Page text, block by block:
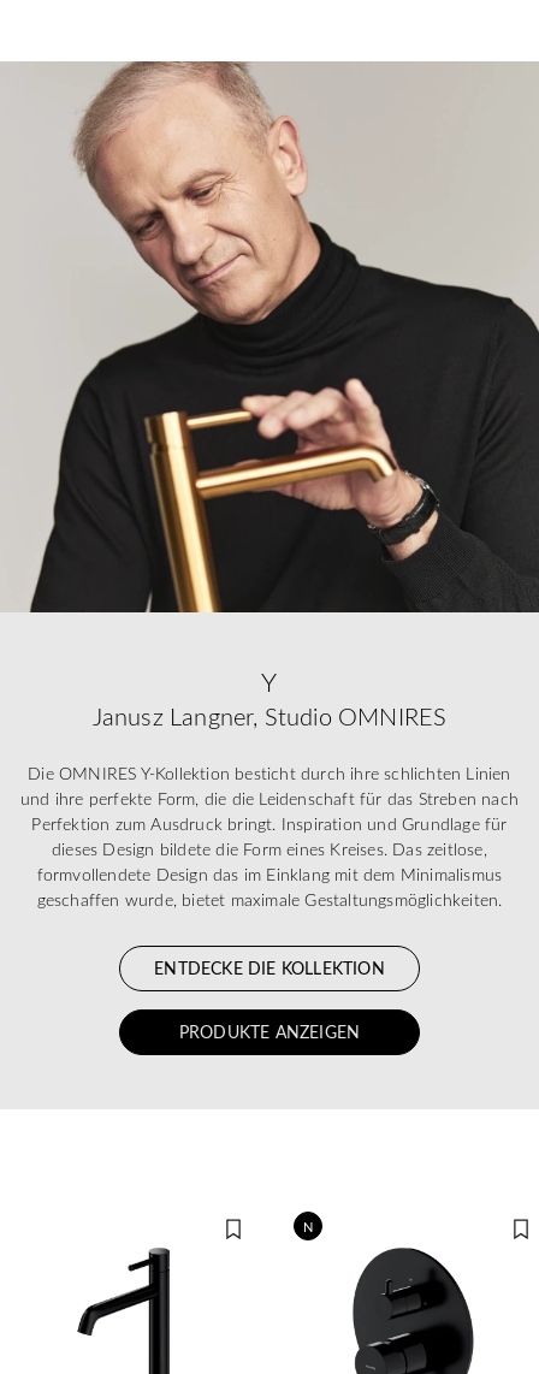
Y
Janusz Langner, Studio OMNIRES
Die OMNIRES Y-Kollektion besticht durch ihre schlichten Linien
und ihre perfekte Form, die die Leidenschaft für das Streben nach
Perfektion zum Ausdruck bringt. Inspiration und Grundlage für
dieses Design bildete die Form eines Kreises. Das zeitlose,
formvollendete Design das im Einklang mit dem Minimalismus
geschaffen wurde, bietet maximale Gestaltungsmöglichkeiten.
ENTDECKE DIE KOLLEKTION
PRODUKTE ANZEIGEN
N